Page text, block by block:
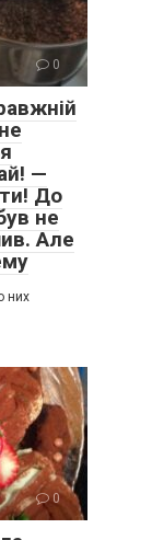
0
—
До
не
Але
них
0